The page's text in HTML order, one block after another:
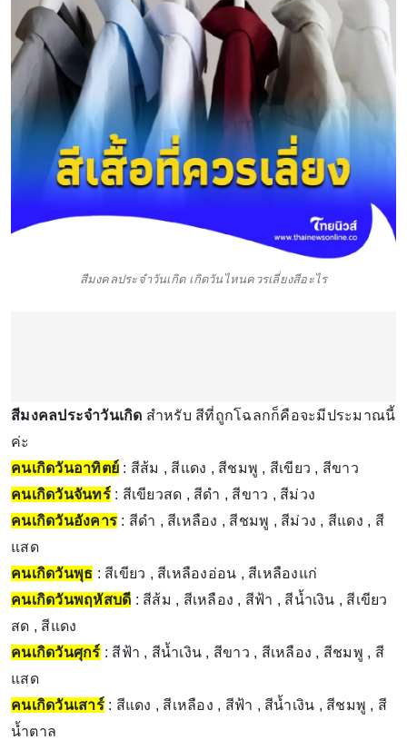
สีมงคลประจำวันเกิด เกิดวันไหนควรเลี่ยงสีอะไร
สีมงคลประจำวันเกิด สำหรับ สีที่ถูกโฉลกก็คือจะมีประมาณนี้
ค่ะ
คนเกิดวันอาทิตย์ : สีส้ม , สีแดง , สีชมพู , สีเขียว , สีขาว
คนเกิดวันจันทร์: สีเขียวสด , สีดำ , สีขาว , สีม่วง
คนเกิดวันอังคาร : สีดำ , สีเหลือง , สีชมพู , สีม่วง , สีแดง , สี
แสด
คนเกิดวันพุธ : สีเขียว , สีเหลืองอ่อน , สีเหลืองแก่
คนเกิดวันพฤหัสบดี : สีส้ม , สีเหลือง , สีฟ้า , สีน้ำเงิน , สีเขียว
สด , สีแดง
คนเกิดวันศุกร์ : สีฟ้า , สีน้ำเงิน , สีขาว , สีเหลือง , สีชมพู , สี
แสด
คนเกิดวันเสาร์: สีแดง , สีเหลือง , สีฟ้า , สีน้ำเงิน , สีชมพู , สี
น้ำตาล